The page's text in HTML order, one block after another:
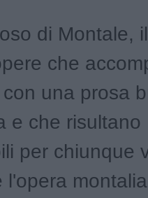
di Montale,
che
una prosa
e che risultano
per chiunque
l'opera